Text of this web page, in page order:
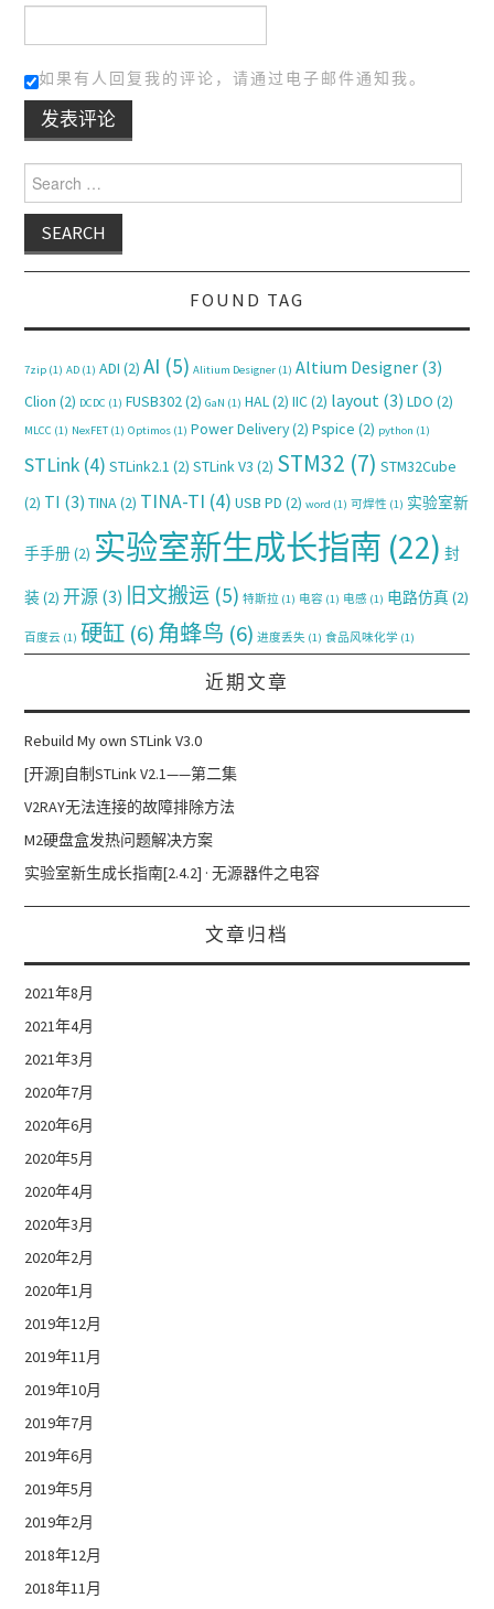
如果有人回复我的评论，请通过电子邮件通知我。
Search for:
FOUND TAG
7zip (1) AD (1) ADI (2) AI (5) Alitium Designer (1) Altium Designer (3)
Clion (2) DCDC (1) FUSB302(2) GaN (1) HAL(2) IIC(2) layout (3) LDO (2)
MLCC (1) NexFET (1) Optimos (1) Power Delivery(2) Pspice (2) python (1)
STLink (4) STLink2.1 (2) STLink V3 (2) STM32 (7) STM32Cube
(2) TI (3) TINA(2) TINA-TI (4) USB PD (2) word (1) 可焊性 (1) 实验室新
手手册(2) 实验室新生成长指南 (22) 封
装 (2) 开源 (3) 旧文搬运 (5) 特斯拉 (1) 电容 (1) 电感 (1) 电路仿真 (2)
百度云 (1) 硬缸 (6)角蜂鸟 (6) 进度丢失 (1) 食品风味化学 (1)
近期文章
Rebuild My own STLink V3.0
[开源]自制STLink V2.1——第二集
V2RAY无法连接的故障排除方法
M2硬盘盒发热问题解决方案
实验室新生成长指南[2.4.2] · 无源器件之电容
文章归档
2021年8月
2021年4月
2021年3月
2020年7月
2020年6月
2020年5月
2020年4月
2020年3月
2020年2月
2020年1月
2019年12月
2019年11月
2019年10月
2019年7月
2019年6月
2019年5月
2019年2月
2018年12月
2018年11月